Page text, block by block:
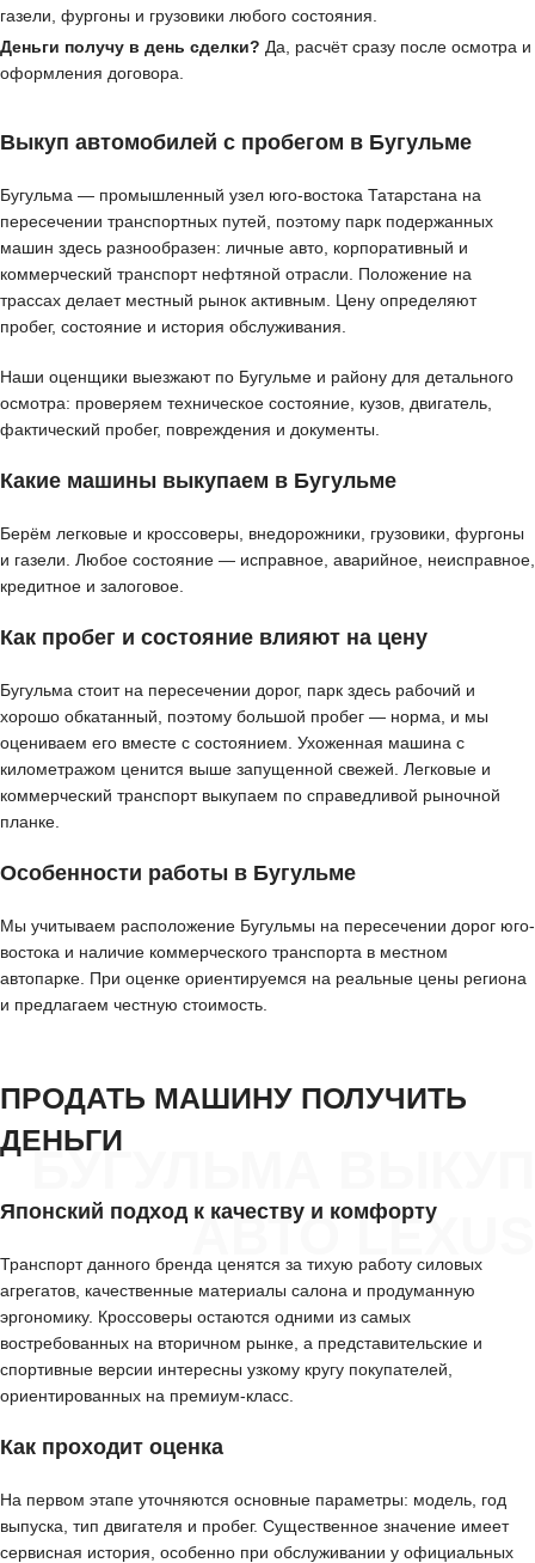
газели, фургоны и грузовики любого состояния.
Деньги получу в день сделки? Да, расчёт сразу после осмотра и
оформления договора.
Выкуп автомобилей с пробегом в Бугульме
Бугульма — промышленный узел юго-востока Татарстана на
пересечении транспортных путей, поэтому парк подержанных
машин здесь разнообразен: личные авто, корпоративный и
коммерческий транспорт нефтяной отрасли. Положение на
трассах делает местный рынок активным. Цену определяют
пробег, состояние и история обслуживания.
Наши оценщики выезжают по Бугульме и району для детального
осмотра: проверяем техническое состояние, кузов, двигатель,
фактический пробег, повреждения и документы.
Какие машины выкупаем в Бугульме
Берём легковые и кроссоверы, внедорожники, грузовики, фургоны
и газели. Любое состояние — исправное, аварийное, неисправное,
кредитное и залоговое.
Как пробег и состояние влияют на цену
Бугульма стоит на пересечении дорог, парк здесь рабочий и
хорошо обкатанный, поэтому большой пробег — норма, и мы
оцениваем его вместе с состоянием. Ухоженная машина с
километражом ценится выше запущенной свежей. Легковые и
коммерческий транспорт выкупаем по справедливой рыночной
планке.
Особенности работы в Бугульме
Мы учитываем расположение Бугульмы на пересечении дорог юго-
востока и наличие коммерческого транспорта в местном
автопарке. При оценке ориентируемся на реальные цены региона
и предлагаем честную стоимость.
БУГУЛЬМА ВЫКУП
АВТО LEXUS
ПРОДАТЬ МАШИНУ ПОЛУЧИТЬ
ДЕНЬГИ
Японский подход к качеству и комфорту
Транспорт данного бренда ценятся за тихую работу силовых
агрегатов, качественные материалы салона и продуманную
эргономику. Кроссоверы остаются одними из самых
востребованных на вторичном рынке, а представительские и
спортивные версии интересны узкому кругу покупателей,
ориентированных на премиум-класс.
Как проходит оценка
На первом этапе уточняются основные параметры: модель, год
выпуска, тип двигателя и пробег. Существенное значение имеет
сервисная история, особенно при обслуживании у официальных